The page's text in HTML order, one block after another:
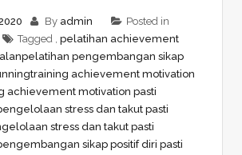
By admin
Posted in
Tagged , pelatihan achievement
pelatihan pengembangan sikap
training achievement motivation
achievement motivation pasti
stress dan takut pasti
stress dan takut pasti
sikap positif diri pasti